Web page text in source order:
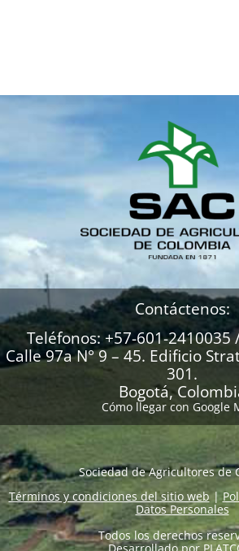
Contáctenos:
Teléfonos: +57-601-
Calle 97a N° 9 – 45. Edificio
301.
Bogotá,
Cómo llegar con Google
Sociedad de Agricultores de
Términos y condiciones del sitio web|
Datos Personales
Todos los derechos